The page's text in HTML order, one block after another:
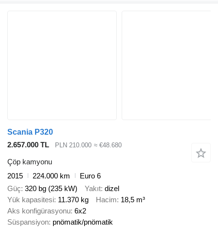
Scania P320
2.657.000 TL
PLN 210.000 ≈ €48.680
Çöp kamyonu
2015
224.000 km
Euro 6
Güç 320 bg (235 kW) Yakıt dizel
Yük kapasitesi 11.370 kg Hacim 18,5 m³
Aks konfigürasyonu 6x2
Süspansiyon pnömatik/pnömatik